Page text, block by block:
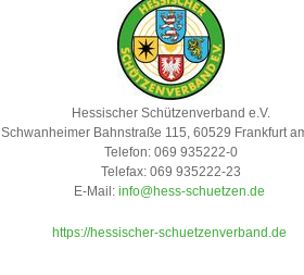
Hessischer Schützenverband e.V.
Schwanheimer Bahnstraße 115, 60529 Frankfurt
Telefon: 069 935222-0
Telefax: 069 935222-23
E-Mail: info@hess-schuetzen.de
https://hessischer-schuetzenverband.de